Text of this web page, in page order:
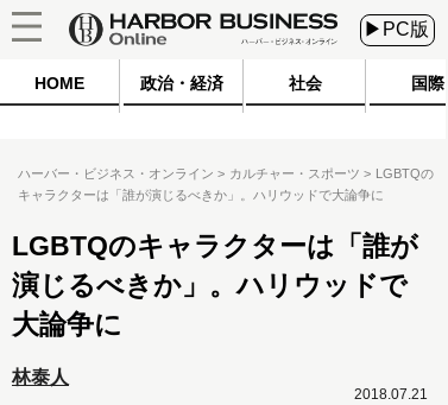
▶PC版
HOME 政治・経済 社会 国際
ハーバー・ビジネス・オンライン カルチャー・スポーツ
LGBTQの
キャラクターは「誰が演じるべきか」。ハリウッドで大論争に
LGBTQのキャラクターは「誰が
演じるべきか」。ハリウッドで
大論争に
林泰人
2018.07.21